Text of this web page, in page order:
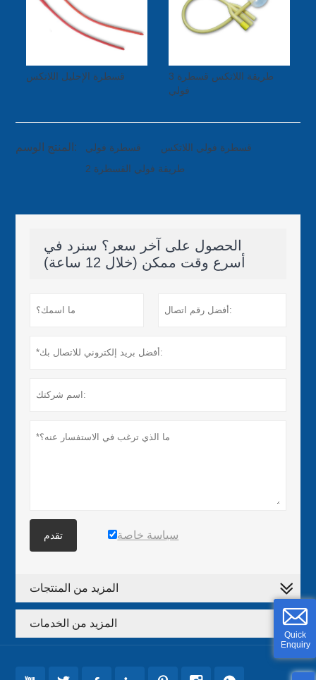
Quick
Enquiry
قسطرة الإحليل اللاتكس
3 طريقة اللاتكس قسطرة
فولي
المنتج الوسم: قسطرة فولي
قسطرة فولي اللاتكس
2 طريقة فولي القسطرة
الحصول على آخر سعر؟ سنرد في
أسرع وقت ممكن (خلال 12 ساعة)
تقدم سياسة خاصة
المزيد من المنتجات
المزيد من الخدمات